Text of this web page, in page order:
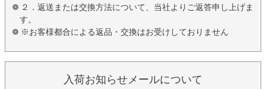
２．返送または交換方法について、当社よりご返答申し上げま
す。
※お客様都合による返品・交換はお受けしておりません
入荷お知らせメールについて